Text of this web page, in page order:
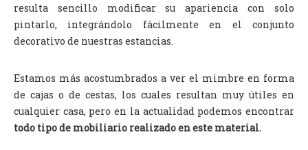
resulta sencillo modificar su apariencia con solo
pintarlo, integrándolo fácilmente en el conjunto
decorativo de nuestras estancias.
Estamos más acostumbrados a ver el mimbre en forma
de cajas o de cestas, los cuales resultan muy útiles en
cualquier casa, pero en la actualidad podemos encontrar
todo tipo de mobiliario realizado en este material.